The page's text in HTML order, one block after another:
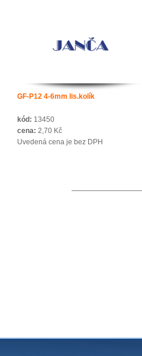
GF-P12 4-6mm lis.kolík
kód: 13450
cena: 2,70 Kč
Uvedená cena je bez DPH